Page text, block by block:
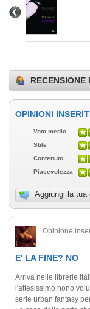
RECENSIONE
OPINIONI
Voto medio
Stile
Contenuto
Piacevolezza
Aggiungi la tua
Opinione
E' LA FINE? NO
Arriva nelle librerie
l'attesissimo nono
serie urban fantasy